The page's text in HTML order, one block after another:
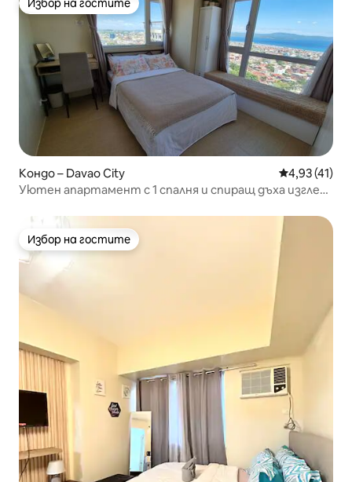
Избор на гостите
Кондо – Davao City Средна
4,93 (41)
Уютен апартамент с 1 спалня и спиращ дъха изглед
Избор на гостите
Избор на гостите